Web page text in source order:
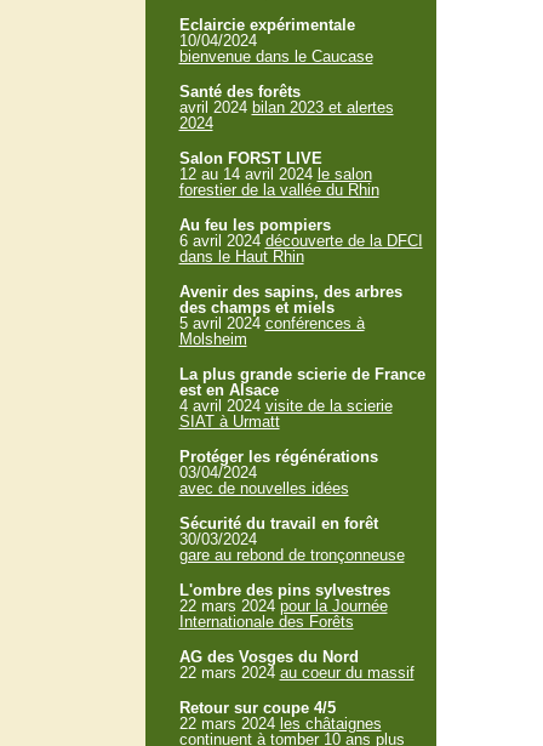
Eclaircie expérimentale
10/04/2024
bienvenue dans le Caucase
Santé des forêts
avril 2024 bilan 2023 et alertes
2024
Salon FORST LIVE
12 au 14 avril 2024 le salon
forestier de la vallée du Rhin
Au feu les pompiers
6 avril 2024 découverte de la DFCI
dans le Haut Rhin
Avenir des sapins, des arbres
des champs et miels
5 avril 2024 conférences à
Molsheim
La plus grande scierie de France
est en Alsace
4 avril 2024 visite de la scierie
SIAT à Urmatt
Protéger les régénérations
03/04/2024
avec de nouvelles idées
Sécurité du travail en forêt
30/03/2024
gare au rebond de tronçonneuse
L'ombre des pins sylvestres
22 mars 2024 pour la Journée
Internationale des Forêts
AG des Vosges du Nord
22 mars 2024 au coeur du massif
Retour sur coupe 4/5
22 mars 2024 les châtaignes
continuent à tomber 10 ans plus